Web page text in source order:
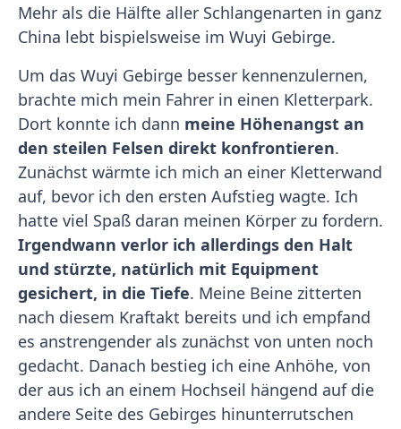
Mehr als die Hälfte aller Schlangenarten in ganz
China lebt bispielsweise im Wuyi Gebirge.
Um das Wuyi Gebirge besser kennenzulernen,
brachte mich mein Fahrer in einen Kletterpark.
Dort konnte ich dann meine Höhenangst an
den steilen Felsen direkt konfrontieren.
Zunächst wärmte ich mich an einer Kletterwand
auf, bevor ich den ersten Aufstieg wagte. Ich
hatte viel Spaß daran meinen Körper zu fordern.
Irgendwann verlor ich allerdings den Halt
und stürzte, natürlich mit Equipment
gesichert, in die Tiefe. Meine Beine zitterten
nach diesem Kraftakt bereits und ich empfand
es anstrengender als zunächst von unten noch
gedacht. Danach bestieg ich eine Anhöhe, von
der aus ich an einem Hochseil hängend auf die
andere Seite des Gebirges hinunterrutschen